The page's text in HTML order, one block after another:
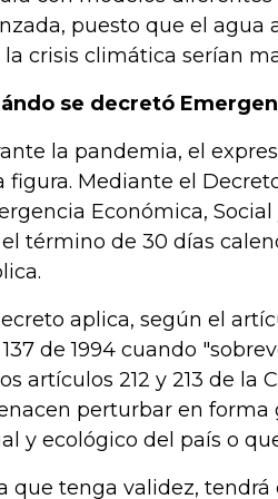
puesto que el agua
la crisis climática serían
se decretó
la pandemia, el
figura. Mediante el
Económica,
término de 30 días
aplica, según el
137 de 1994 cuando
artículos 212 y 213 de
perturbar en forma
y ecológico del país o
que tenga validez,